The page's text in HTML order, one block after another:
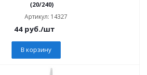
(20/240)
Артикул: 14327
44руб./шт
В корзину